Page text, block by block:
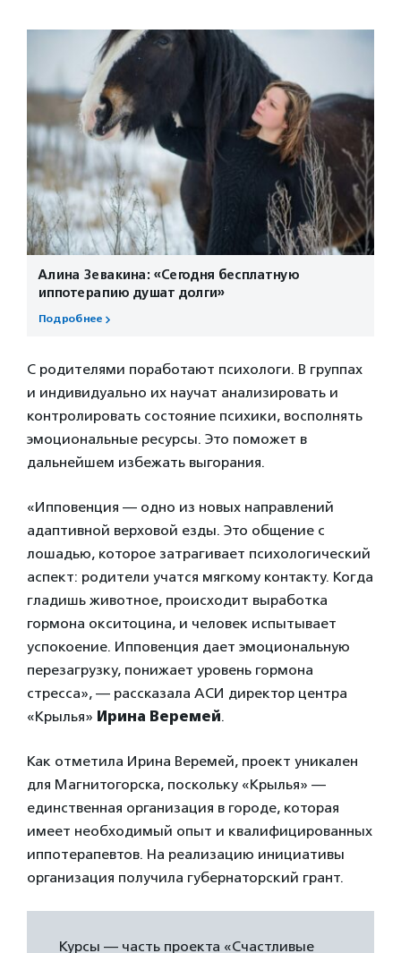
Алина Зевакина: «Сегодня бесплатную
иппотерапию душат долги»
Подробнее
С родителями поработают психологи. В группах
и индивидуально их научат анализировать и
контролировать состояние психики, восполнять
эмоциональные ресурсы. Это поможет в
дальнейшем избежать выгорания.
«Ипповенция — одно из новых направлений
адаптивной верховой езды. Это общение с
лошадью, которое затрагивает психологический
аспект: родители учатся мягкому контакту. Когда
гладишь животное, происходит выработка
гормона окситоцина, и человек испытывает
успокоение. Ипповенция дает эмоциональную
перезагрузку, понижает уровень гормона
стресса», — рассказала АСИ директор центра
«Крылья» Ирина Веремей.
Как отметила Ирина Веремей, проект уникален
для Магнитогорска, поскольку «Крылья» —
единственная организация в городе, которая
имеет необходимый опыт и квалифицированных
иппотерапевтов. На реализацию инициативы
организация получила губернаторский грант.
Курсы — часть проекта «Счастливые